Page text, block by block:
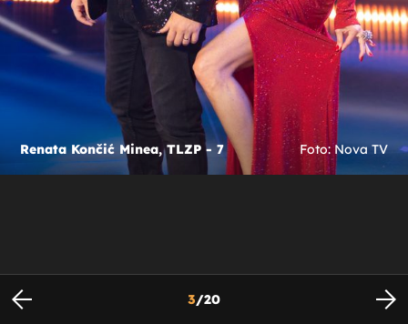
Renata Končić Minea, TLZP - 7 Foto: Nova TV
3/20